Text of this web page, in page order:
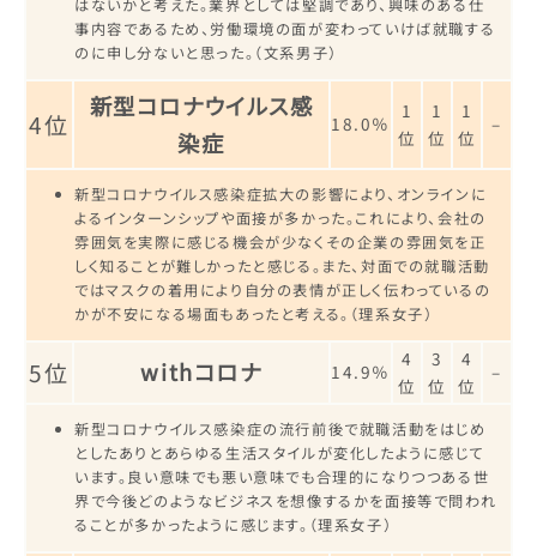
はないかと考えた。業界としては堅調であり、興味のある仕
事内容であるため、労働環境の面が変わっていけば就職する
のに申し分ないと思った。（文系男子）
4位
新型コロナウイルス感
染症
18.0％
1
位
1
位
1
位
–
新型コロナウイルス感染症拡大の影響により、オンラインに
よるインターンシップや面接が多かった。これにより、会社の
雰囲気を実際に感じる機会が少なくその企業の雰囲気を正
しく知ることが難しかったと感じる。また、対面での就職活動
ではマスクの着用により自分の表情が正しく伝わっているの
かが不安になる場面もあったと考える。（理系女子）
5位 withコロナ 14.9％
4
位
3
位
4
位
–
新型コロナウイルス感染症の流行前後で就職活動をはじめ
としたありとあらゆる生活スタイルが変化したように感じて
います。良い意味でも悪い意味でも合理的になりつつある世
界で今後どのようなビジネスを想像するかを面接等で問われ
ることが多かったように感じます。（理系女子）